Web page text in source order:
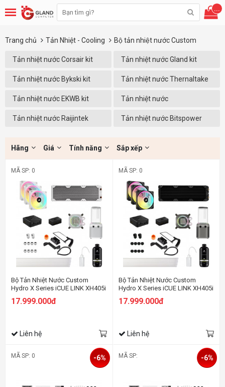
...
Trang chủ Tản Nhiệt - Cooling Bộ tản nhiệt nước Custom
Tản nhiệt nước Corsair kit Tản nhiệt nước Gland kit
Tản nhiệt nước Bykski kit Tản nhiệt nước Thernaltake
kit
Tản nhiệt nước EKWB kit Tản nhiệt nước
Coolermaster
Tản nhiệt nước Raijintek Tản nhiệt nước Bitspower
Hãng Giá Tính năng Sắp xếp
MÃ SP: 0
Bộ Tản Nhiệt Nước Custom
Hydro X Series iCUE LINK XH405i
17.999.000đ
Liên hệ
MÃ SP: 0
Bộ Tản Nhiệt Nước Custom
Hydro X Series iCUE LINK XH405i
Gray
17.999.000đ
Liên hệ
MÃ SP: 0 -6% MÃ SP: -6%